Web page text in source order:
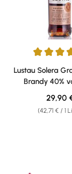
Lustau Solera
Brandy 40%
(42,71 € / 1
29,90